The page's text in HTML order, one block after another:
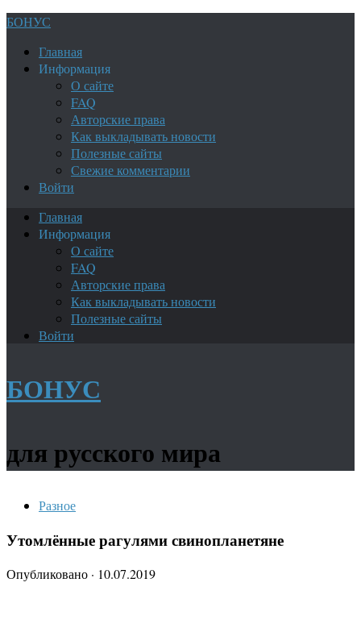
БОНУС
Главная
Информация
О сайте
FAQ
Авторские права
Как выкладывать новости
Полезные сайты
Свежие комментарии
Войти
Главная
Информация
О сайте
FAQ
Авторские права
Как выкладывать новости
Полезные сайты
Войти
БОНУС
для русского мира
Разное
Утомлённые рагулями свинопланетяне
Опубликовано · 10.07.2019